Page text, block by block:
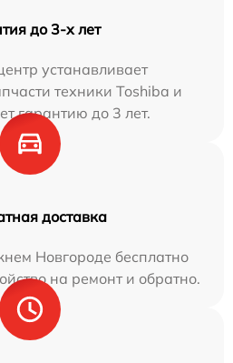
до 3-х лет
устанавливает
техники Toshiba и
гарантию до 3 лет.
доставка
Новгороде бесплатно
на ремонт и обратно.